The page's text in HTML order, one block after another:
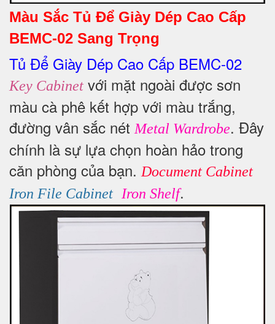
Màu Sắc Tủ Để Giày Dép Cao Cấp
BEMC-02 Sang Trọng
Tủ Để Giày Dép Cao Cấp BEMC-02
Key Cabinet với mặt ngoài được sơn
màu cà phê kết hợp với màu trắng,
đường vân sắc nét Metal Wardrobe. Đây
chính là sự lựa chọn hoàn hảo trong
căn phòng của bạn. Document Cabinet
Iron File Cabinet
Iron Shelf.